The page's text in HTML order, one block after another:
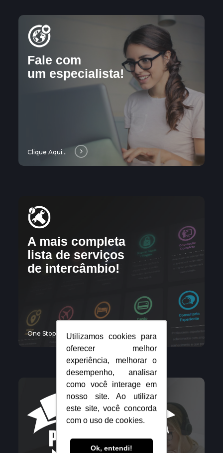
Utilizamos cookies para
oferecer melhor
experiência, melhorar o
desempenho, analisar
como você interage em
nosso site. Ao utilizar
este site, você concorda
com o uso de cookies.
Ok, entendi!
Utilizamos cookies para
oferecer melhor
experiência, melhorar o
desempenho, analisar
como você interage em
nosso site. Ao utilizar
este site, você concorda
com o uso de cookies.
Ok, entendi!
Fale com
um especialista!
Clique Aqui...
Clique
aqui...
A mais completa
lista de serviços
de intercâmbio!
One Stop Shop
Stop
Shop